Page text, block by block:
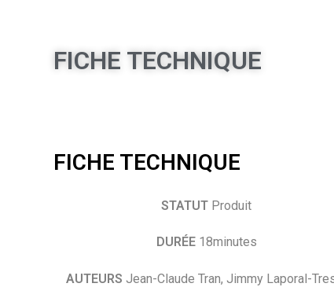
FICHE TECHNIQUE
FICHE TECHNIQUE
STATUT Produit
DURÉE18minutes
AUTEURS Jean-Claude Tran, Jimmy Laporal-